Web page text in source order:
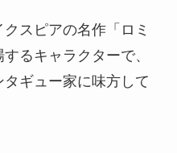
スピアの名作「ロミ
るキャラクターで、
ギュー家に味方して